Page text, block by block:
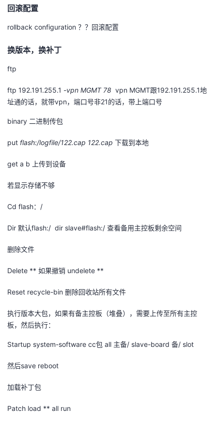
回滚配置
rollback configuration ？？回滚配置
换版本，换补丁
ftp
ftp 192.191.255.1 -vpn MGMT 78 vpn MGMT跟192.191.255.1地
址通的话，就带vpn，端口号非21的话，带上端口号
binary 二进制传包
put flash:/logfile/122.cap 122.cap 下载到本地
get a b 上传到设备
若显示存储不够
Cd flash： /
Dir 默认flash:/ dir slave#flash:/ 查看备用主控板剩余空间
删除文件
Delete ** 如果撤销 undelete **
Reset recycle-bin 删除回收站所有文件
执行版本大包，如果有备主控板（堆叠），需要上传至所有主控
板，然后执行：
Startup system-software cc包 all 主备/ slave-board 备/ slot
然后save reboot
加载补丁包
Patch load ** all run